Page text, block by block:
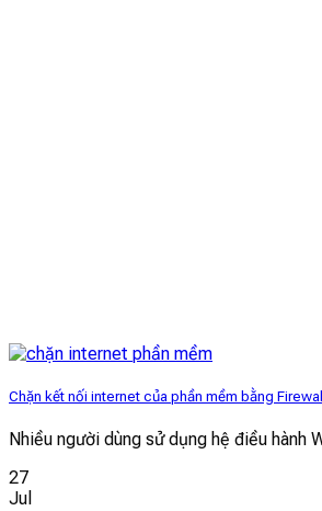
Chặn kết nối internet của phần mềm bằng
Nhiều người dùng sử dụng hệ điều hành
27
Jul